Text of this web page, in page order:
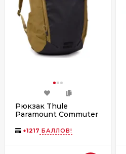
Рюкзак Thule
Paramount Commuter
+1217 БАЛЛОВ!